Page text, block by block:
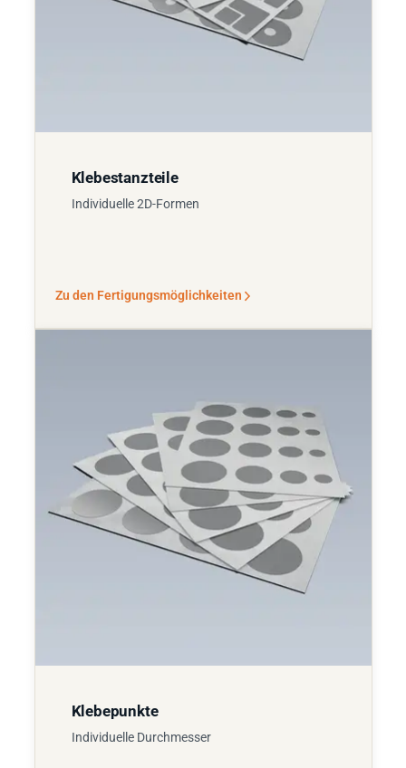
Klebestanzteile
Individuelle 2D-Formen
Zu den Fertigungsmöglichkeiten
Klebepunkte
Individuelle Durchmesser